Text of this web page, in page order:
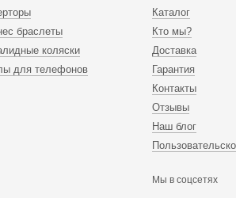
браслеты
коляски
для телефонов
Каталог
Кто мы?
Доставка
Гарантия
Контакты
Отзывы
Наш блог
Мы в соцсетях